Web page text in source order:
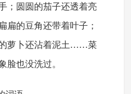
；圆圆的茄子还透着亮
扁的豆角还带着叶子；
萝卜还沾着泥土……菜
脸也没洗过。